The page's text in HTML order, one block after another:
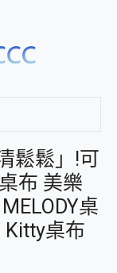
鬆鬆」!可
布 美樂
桌
Kitty桌布